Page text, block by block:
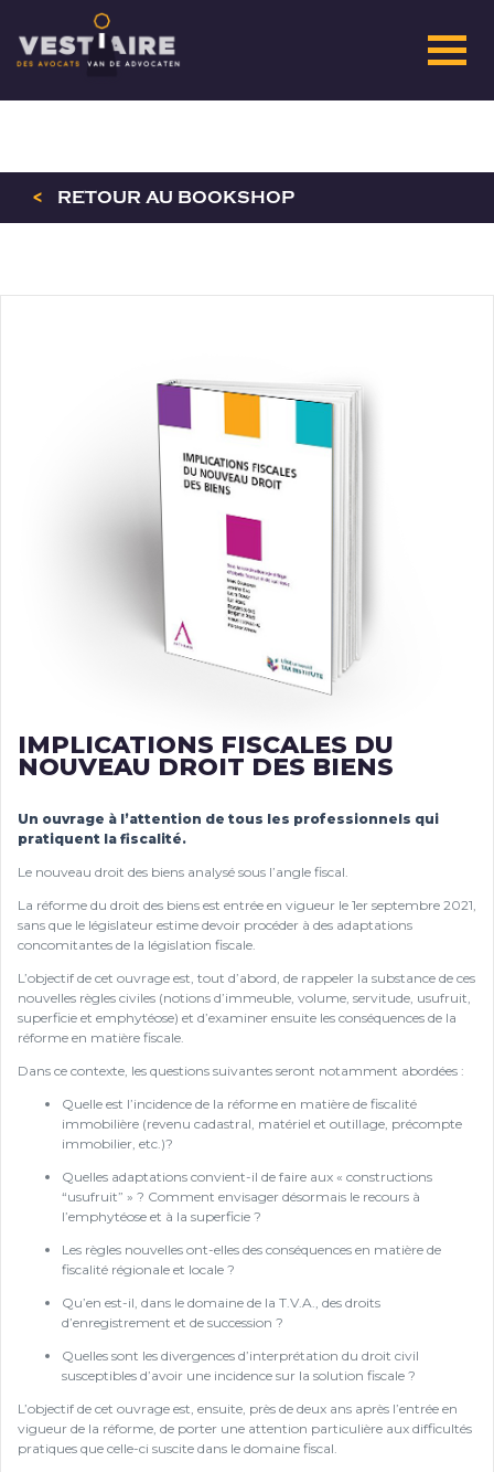
< RETOUR AU BOOKSHOP
IMPLICATIONS FISCALES DU
NOUVEAU DROIT DES BIENS
Un ouvrage à l’attention de tous les professionnels qui
pratiquent la fiscalité.
Le nouveau droit des biens analysé sous l’angle fiscal.
La réforme du droit des biens est entrée en vigueur le 1er septembre 2021,
sans que le législateur estime devoir procéder à des adaptations
concomitantes de la législation fiscale.
L’objectif de cet ouvrage est, tout d’abord, de rappeler la substance de ces
nouvelles règles civiles (notions d’immeuble, volume, servitude, usufruit,
superficie et emphytéose) et d’examiner ensuite les conséquences de la
réforme en matière fiscale.
Dans ce contexte, les questions suivantes seront notamment abordées :
Quelle est l’incidence de la réforme en matière de fiscalité
immobilière (revenu cadastral, matériel et outillage, précompte
immobilier, etc.)?
Quelles adaptations convient-il de faire aux « constructions
“usufruit” » ? Comment envisager désormais le recours à
l’emphytéose et à la superficie ?
Les règles nouvelles ont-elles des conséquences en matière de
fiscalité régionale et locale ?
Qu’en est-il, dans le domaine de la T.V.A., des droits
d’enregistrement et de succession ?
Quelles sont les divergences d’interprétation du droit civil
susceptibles d’avoir une incidence sur la solution fiscale ?
L’objectif de cet ouvrage est, ensuite, près de deux ans après l’entrée en
vigueur de la réforme, de porter une attention particulière aux difficultés
pratiques que celle-ci suscite dans le domaine fiscal.